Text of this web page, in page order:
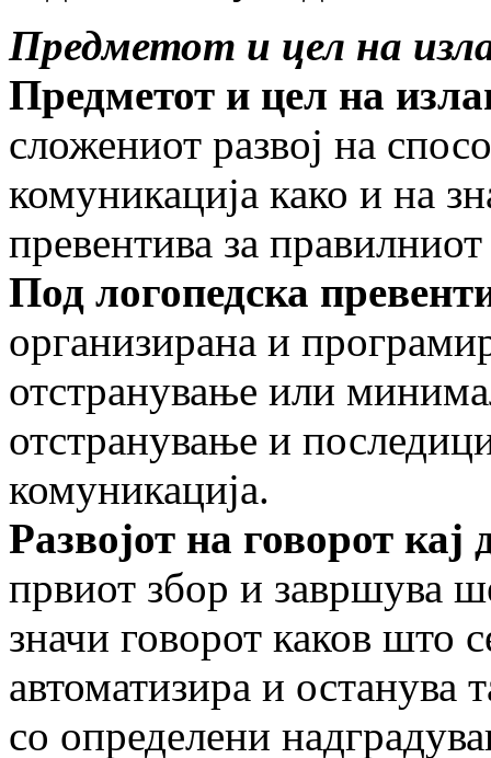
Предметот и цел на
Предметот и цел на
сложениот развој на
комуникација како и на
превентива за правилниот
Под логопедска
организирана и
отстранување или
отстранување и
комуникација.
Развојот на говорот кај
првиот збор и завршува
значи говорот каков што
автоматизира и останува
со определени